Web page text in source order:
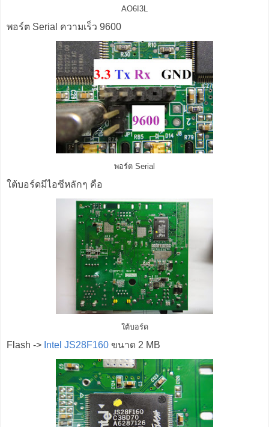
AO6I3L
พอร์ต Serial ความเร็ว 9600
พอร์ต Serial
ใต้บอร์ดมีไอซีหลักๆ คือ
ใต้บอร์ด
Flash -> Intel JS28F160 ขนาด 2 MB